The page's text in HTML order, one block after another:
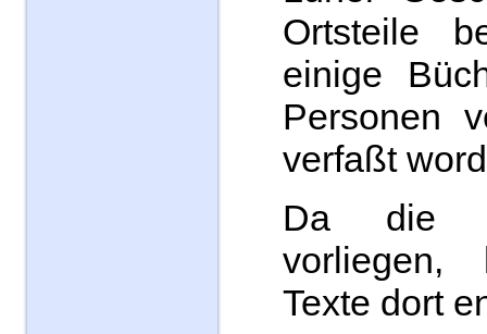
Ortsteile
einige
Personen
verfaßt
Da die
Texte dort